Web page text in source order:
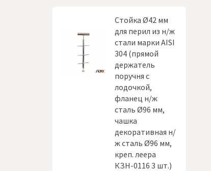
Стойка Ø42 мм
для перил из н/ж
стали марки AISI
304 (прямой
держатель
поручня с
лодочкой,
фланец н/ж
сталь Ø96 мм,
чашка
декоративная н/
ж сталь Ø96 мм,
креп. леера
КЗН-0116 3 шт.)